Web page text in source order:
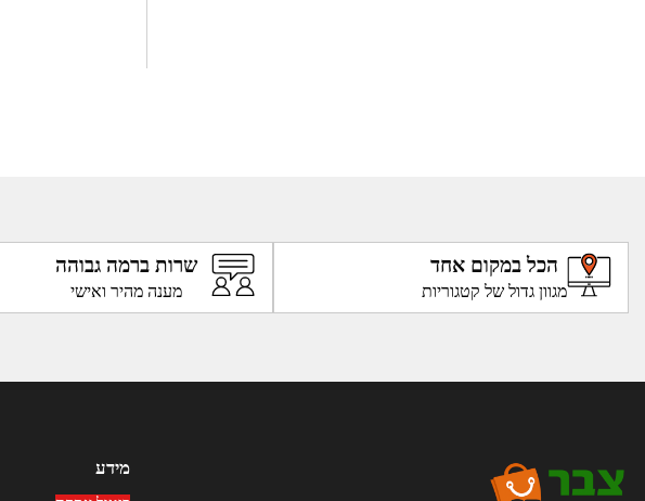
הכל במקום אחד
מגוון גדול של קטגוריות
שרות ברמה גבוהה
מענה מהיר ואישי
מידע